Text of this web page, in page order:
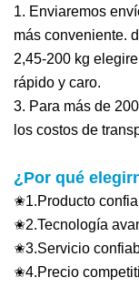
1. Enviaremos
más conveniente.
2,45-200 kg
rápido y caro.
3. Para más de
los costos de
¿Por qué
✬1.Producto
✬2.Tecnología
✬3.Servicio
✬4.Precio